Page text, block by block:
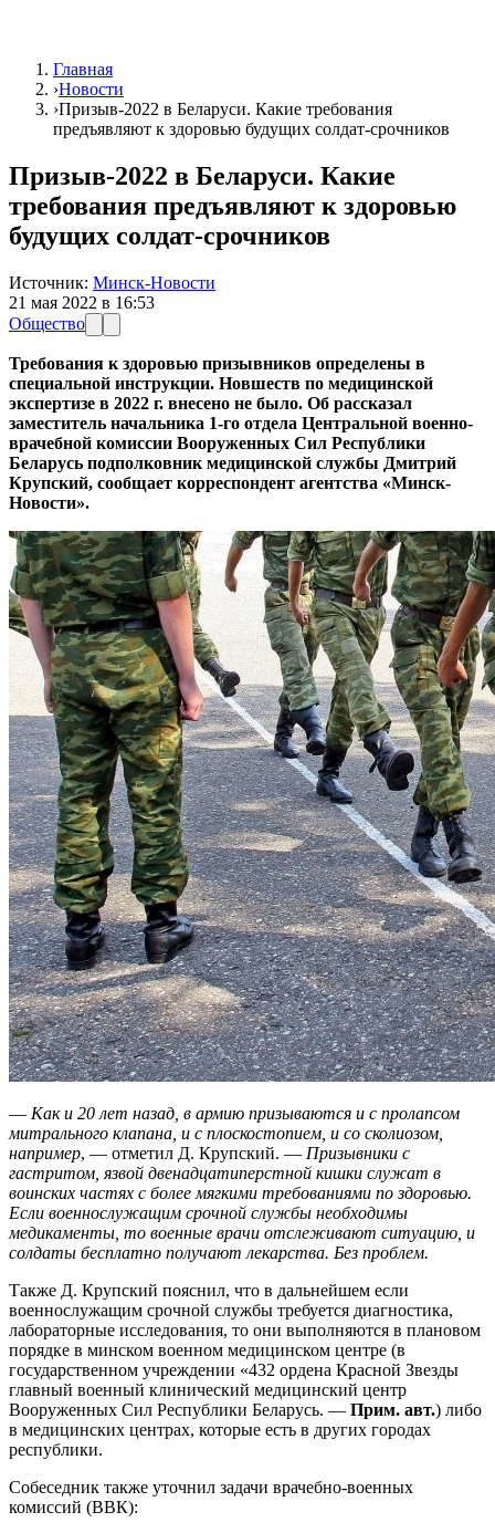
Главная
›Новости
›Призыв-2022 в Беларуси. Какие требования
предъявляют к здоровью будущих солдат-срочников
Призыв-2022 в Беларуси. Какие
требования предъявляют к здоровью
будущих солдат-срочников
Источник: Минск-Новости
21 мая 2022 в 16:53
Общество
Требования к здоровью призывников определены в
специальной инструкции. Новшеств по медицинской
экспертизе в 2022 г. внесено не было. Об рассказал
заместитель начальника 1-го отдела Центральной военно-
врачебной комиссии Вооруженных Сил Республики
Беларусь подполковник медицинской службы Дмитрий
Крупский, сообщает корреспондент агентства «Минск-
Новости».
— Как и 20 лет назад, в армию призываются и с пролапсом
митрального клапана, и с плоскостопием, и со сколиозом,
например, — отметил Д. Крупский. — Призывники с
гастритом, язвой двенадцатиперстной кишки служат в
воинских частях с более мягкими требованиями по здоровью.
Если военнослужащим срочной службы необходимы
медикаменты, то военные врачи отслеживают ситуацию, и
солдаты бесплатно получают лекарства. Без проблем.
Также Д. Крупский пояснил, что в дальнейшем если
военнослужащим срочной службы требуется диагностика,
лабораторные исследования, то они выполняются в плановом
порядке в минском военном медицинском центре (в
государственном учреждении «432 ордена Красной Звезды
главный военный клинический медицинский центр
Вооруженных Сил Республики Беларусь. — Прим. авт.) либо
в медицинских центрах, которые есть в других городах
республики.
Собеседник также уточнил задачи врачебно-военных
комиссий (ВВК):